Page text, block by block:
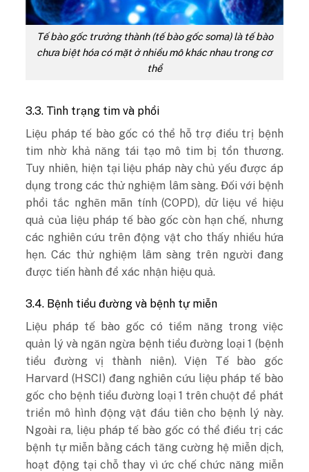
Tế bào gốc trưởng thành (tế bào gốc soma) là tế bào
chưa biệt hóa có mặt ở nhiều mô khác nhau trong cơ
thể
3.3. Tình trạng tim và phổi
Liệu pháp tế bào gốc có thể hỗ trợ điều trị bệnh
tim nhờ khả năng tái tạo mô tim bị tổn thương.
Tuy nhiên, hiện tại liệu pháp này chủ yếu được áp
dụng trong các thử nghiệm lâm sàng. Đối với bệnh
phổi tắc nghẽn mãn tính (COPD), dữ liệu về hiệu
quả của liệu pháp tế bào gốc còn hạn chế, nhưng
các nghiên cứu trên động vật cho thấy nhiều hứa
hẹn. Các thử nghiệm lâm sàng trên người đang
được tiến hành để xác nhận hiệu quả.
3.4. Bệnh tiểu đường và bệnh tự miễn
Liệu pháp tế bào gốc có tiềm năng trong việc
quản lý và ngăn ngừa bệnh tiểu đường loại 1 (bệnh
tiểu đường vị thành niên). Viện Tế bào gốc
Harvard (HSCI) đang nghiên cứu liệu pháp tế bào
gốc cho bệnh tiểu đường loại 1 trên chuột để phát
triển mô hình động vật đầu tiên cho bệnh lý này.
Ngoài ra, liệu pháp tế bào gốc có thể điều trị các
bệnh tự miễn bằng cách tăng cường hệ miễn dịch,
hoạt động tại chỗ thay vì ức chế chức năng miễn